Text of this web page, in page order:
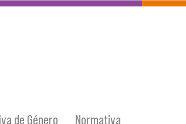
de Género Normativa